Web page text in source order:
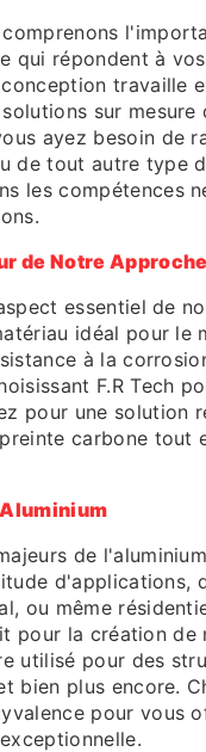
comprenons
qui répondent à
travaille
sur
ayez besoin de
de tout autre type
les compétences
de Notre Approche
essentiel de
idéal pour le
à la
F.R Tech
pour une solution
carbone tout
de
d'applications,
ou même
pour la création de
utilisé pour des
bien plus encore.
pour vous